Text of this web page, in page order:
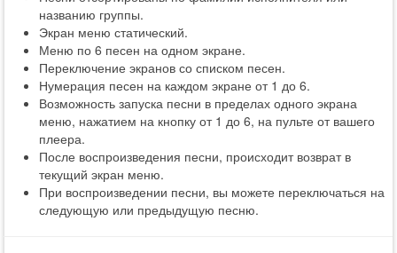
названию группы.
Экран меню статический.
Меню по 6 песен на одном экране.
Переключение экранов со списком песен.
Нумерация песен на каждом экране от 1 до 6.
Возможность запуска песни в пределах одного экрана
меню, нажатием на кнопку от 1 до 6, на пульте от вашего
плеера.
После воспроизведения песни, происходит возврат в
текущий экран меню.
При воспроизведении песни, вы можете переключаться на
следующую или предыдущую песню.